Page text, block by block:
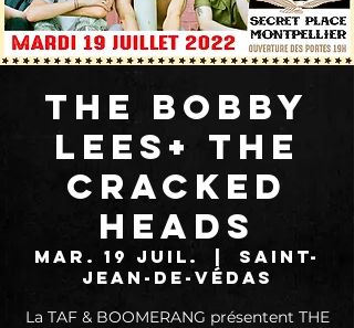
THE BOBBY
LEES+ THE
CRACKED
HEADS
mar. 19 juil.
Saint-
Jean-de-Védas
La TAF & BOOMERANG présentent THE